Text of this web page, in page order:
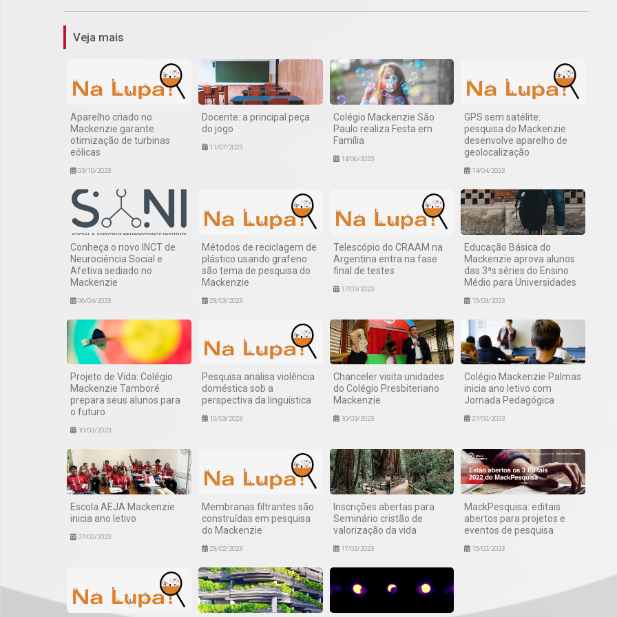
Veja mais
Aparelho criado no
Mackenzie garante
otimização de turbinas
eólicas
03/10/2023
Docente: a principal peça
do jogo
11/07/2023
Colégio Mackenzie São
Paulo realiza Festa em
Família
14/06/2023
GPS sem satélite:
pesquisa do Mackenzie
desenvolve aparelho de
geolocalização
14/04/2023
Conheça o novo INCT de
Neurociência Social e
Afetiva sediado no
Mackenzie
06/04/2023
Métodos de reciclagem de
plástico usando grafeno
são tema de pesquisa do
Mackenzie
23/03/2023
Telescópio do CRAAM na
Argentina entra na fase
final de testes
17/03/2023
Educação Básica do
Mackenzie aprova alunos
das 3ªs séries do Ensino
Médio para Universidades
15/03/2023
Projeto de Vida: Colégio
Mackenzie Tamboré
prepara seus alunos para
o futuro
10/03/2023
Pesquisa analisa violência
doméstica sob a
perspectiva da linguística
10/03/2023
Chanceler visita unidades
do Colégio Presbiteriano
Mackenzie
10/03/2023
Colégio Mackenzie Palmas
inicia ano letivo com
Jornada Pedagógica
27/02/2023
Escola AEJA Mackenzie
inicia ano letivo
27/02/2023
Membranas filtrantes são
construídas em pesquisa
do Mackenzie
23/02/2023
Inscrições abertas para
Seminário cristão de
valorização da vida
17/02/2023
MackPesquisa: editais
abertos para projetos e
eventos de pesquisa
15/02/2023